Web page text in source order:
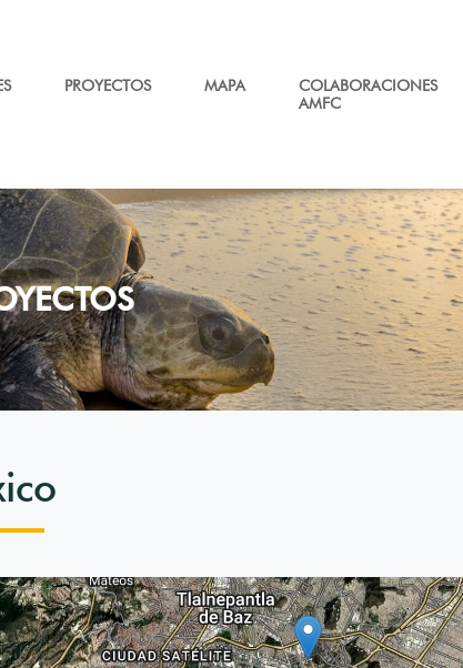
PROYECTOS MAPA
COLABORACIONES
AMFC